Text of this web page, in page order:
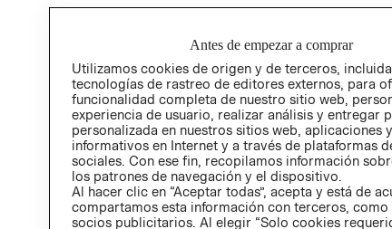
Antes de empezar a comprar
Utilizamos cookies de origen y de terceros,
tecnologías de rastreo de editores externos, para
funcionalidad completa de nuestro sitio web,
experiencia de usuario, realizar análisis y entregar
personalizada en nuestros sitios web, aplicaciones
informativos en Internet y a través de plataformas
sociales. Con ese fin, recopilamos información
los patrones de navegación y el dispositivo.
Al hacer clic en “Aceptar todas”, acepta y está de
compartamos esta información con terceros, como
socios publicitarios. Al elegir “Solo cookies